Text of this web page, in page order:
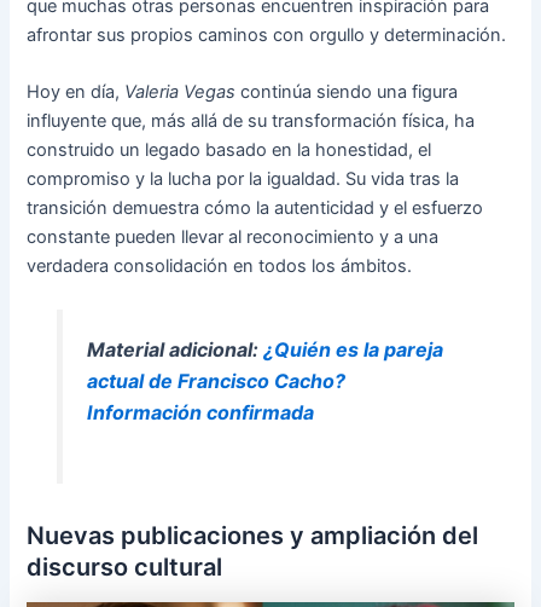
que muchas otras personas encuentren inspiración para
afrontar sus propios caminos con orgullo y determinación.
Hoy en día, Valeria Vegas continúa siendo una figura
influyente que, más allá de su transformación física, ha
construido un legado basado en la honestidad, el
compromiso y la lucha por la igualdad. Su vida tras la
transición demuestra cómo la autenticidad y el esfuerzo
constante pueden llevar al reconocimiento y a una
verdadera consolidación en todos los ámbitos.
Material adicional: ¿Quién es la pareja
actual de Francisco Cacho?
Información confirmada
Nuevas publicaciones y ampliación del
discurso cultural